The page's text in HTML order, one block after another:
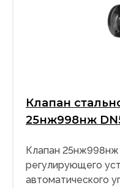
Клапан
25нж998нж
Клапан 25нж998нж
регулирующего
автоматического